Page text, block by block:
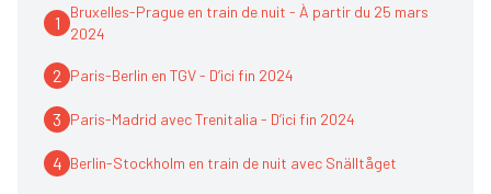
1
Bruxelles-Prague en train de nuit - À partir du 25 mars
2024
2 Paris-Berlin en TGV - D’ici fin 2024
3 Paris-Madrid avec Trenitalia - D’ici fin 2024
4 Berlin-Stockholm en train de nuit avec Snälltåget